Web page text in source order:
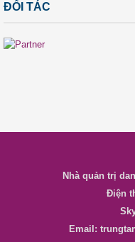
ĐỐI TÁC
Nhà quản trị
Điện
Email: